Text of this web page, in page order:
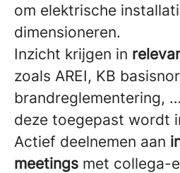
om elektrische
dimensioneren.
Inzicht krijgen in
zoals AREI, KB
brandreglementering,
deze toegepast wordt
Actief deelnemen aan
meetings met collega-